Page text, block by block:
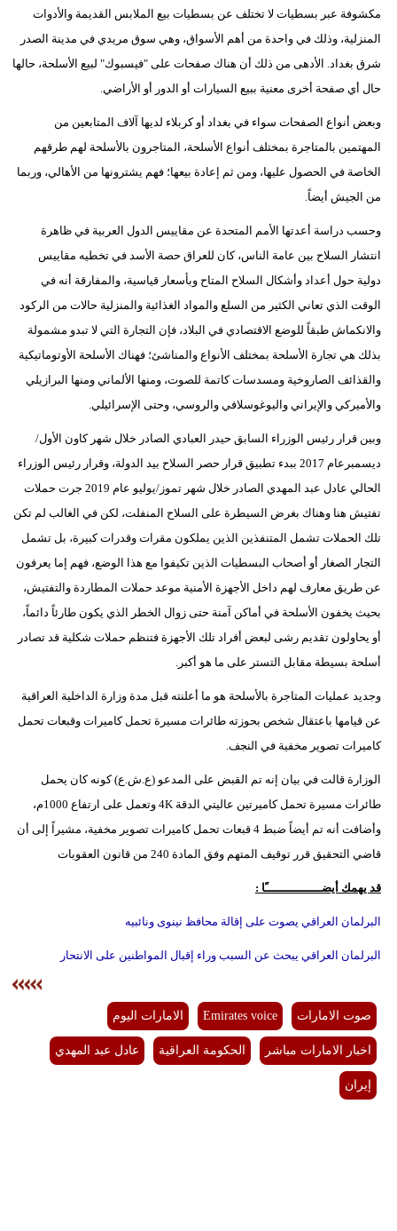
مكشوفة عبر بسطيات لا تختلف عن بسطيات بيع الملابس القديمة والأدوات
المنزلية، وذلك في واحدة من أهم الأسواق، وهي سوق مريدي في مدينة الصدر
شرق بغداد. الأدهى من ذلك أن هناك صفحات على "فيسبوك" لبيع الأسلحة، حالها
حال أي صفحة أخرى معنية ببيع السيارات أو الدور أو الأراضي.
وبعض أنواع الصفحات سواء في بغداد أو كربلاء لديها آلاف المتابعين من
المهتمين بالمتاجرة بمختلف أنواع الأسلحة، المتاجرون بالأسلحة لهم طرقهم
الخاصة في الحصول عليها، ومن ثم إعادة بيعها؛ فهم يشترونها من الأهالي، وربما
من الجيش أيضاً.
وحسب دراسة أعدتها الأمم المتحدة عن مقاييس الدول العربية في ظاهرة
انتشار السلاح بين عامة الناس، كان للعراق حصة الأسد في تخطيه مقاييس
دولية حول أعداد وأشكال السلاح المتاح وبأسعار قياسية، والمفارقة أنه في
الوقت الذي تعاني الكثير من السلع والمواد الغذائية والمنزلية حالات من الركود
والانكماش طبقاً للوضع الاقتصادي في البلاد، فإن التجارة التي لا تبدو مشمولة
بذلك هي تجارة الأسلحة بمختلف الأنواع والمناشئ؛ فهناك الأسلحة الأوتوماتيكية
والقذائف الصاروخية ومسدسات كاتمة للصوت، ومنها الألماني ومنها البرازيلي
والأميركي والإيراني واليوغوسلافي والروسي، وحتى الإسرائيلي.
وبين قرار رئيس الوزراء السابق حيدر العبادي الصادر خلال شهر كاون الأول/
ديسمبرعام 2017 ببدء تطبيق قرار حصر السلاح بيد الدولة، وقرار رئيس الوزراء
الحالي عادل عبد المهدي الصادر خلال شهر تموز/يوليو عام 2019 جرت حملات
تفتيش هنا وهناك بغرض السيطرة على السلاح المنفلت، لكن في الغالب لم تكن
تلك الحملات تشمل المتنفذين الذين يملكون مقرات وقدرات كبيرة، بل تشمل
التجار الصغار أو أصحاب البسطيات الذين تكيفوا مع هذا الوضع، فهم إما يعرفون
عن طريق معارف لهم داخل الأجهزة الأمنية موعد حملات المطاردة والتفتيش،
بحيث يخفون الأسلحة في أماكن آمنة حتى زوال الخطر الذي يكون طارئاً دائماً،
أو يحاولون تقديم رشى لبعض أفراد تلك الأجهزة فتنظم حملات شكلية قد تصادر
أسلحة بسيطة مقابل التستر على ما هو أكبر.
وجديد عمليات المتاجرة بالأسلحة هو ما أعلنته قبل مدة وزارة الداخلية العراقية
عن قيامها باعتقال شخص بحوزته طائرات مسيرة تحمل كاميرات وقبعات تحمل
كاميرات تصوير مخفية في النجف.
الوزارة قالت في بيان إنه تم القبض على المدعو (ع.ش.ع) كونه كان يحمل
طائرات مسيرة تحمل كاميرتين عاليتي الدقة 4K وتعمل على ارتفاع 1000م،
وأضافت أنه تم أيضاً ضبط 4 قبعات تحمل كاميرات تصوير مخفية، مشيراً إلى أن
قاضي التحقيق قرر توقيف المتهم وفق المادة 240 من قانون العقوبات
قد يهمك أيضــــــــــــــــًا :
البرلمان العراقي يصوت على إقالة محافظ نينوى ونائبيه
البرلمان العراقي يبحث عن السبب وراء إقبال المواطنين على الانتحار
صوت الامارات Emirates voice الامارات اليوم
اخبار الامارات مباشر الحكومة العراقية عادل عبد المهدي
إيران